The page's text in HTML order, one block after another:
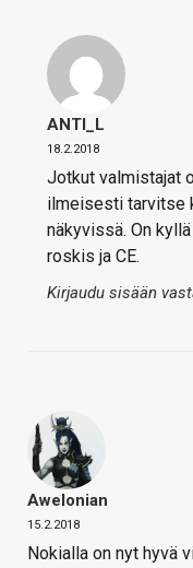
ANTI_L
18.2.2018
Jotkut valmistajat
ilmeisesti tarvitse
näkyvissä. On
roskis ja CE.
Kirjaudu sisään
Awelonian
15.2.2018
Nokialla on nyt hyvä